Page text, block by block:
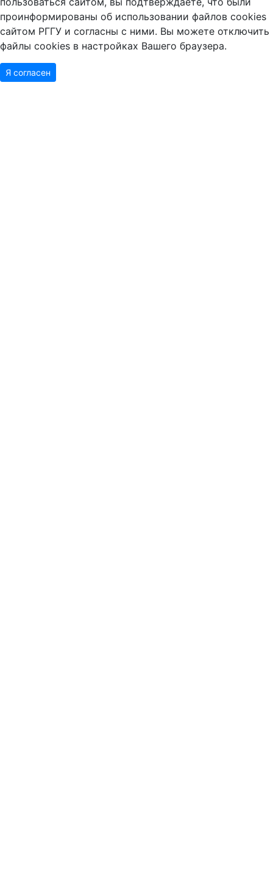
проинформированы об использовании файлов cookies
сайтом РГГУ и согласны с ними. Вы можете отключить
файлы cookies в настройках Вашего браузера.
Я согласен